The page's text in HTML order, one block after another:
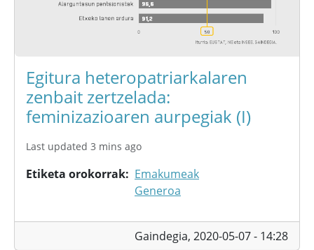
Egitura heteropatriarkalaren
zenbait zertzelada:
feminizazioaren aurpegiak (I)
Last updated 3 mins ago
Etiketa orokorrak
Emakumeak
Generoa
Gaindegia, 2020-05-07 - 14:28